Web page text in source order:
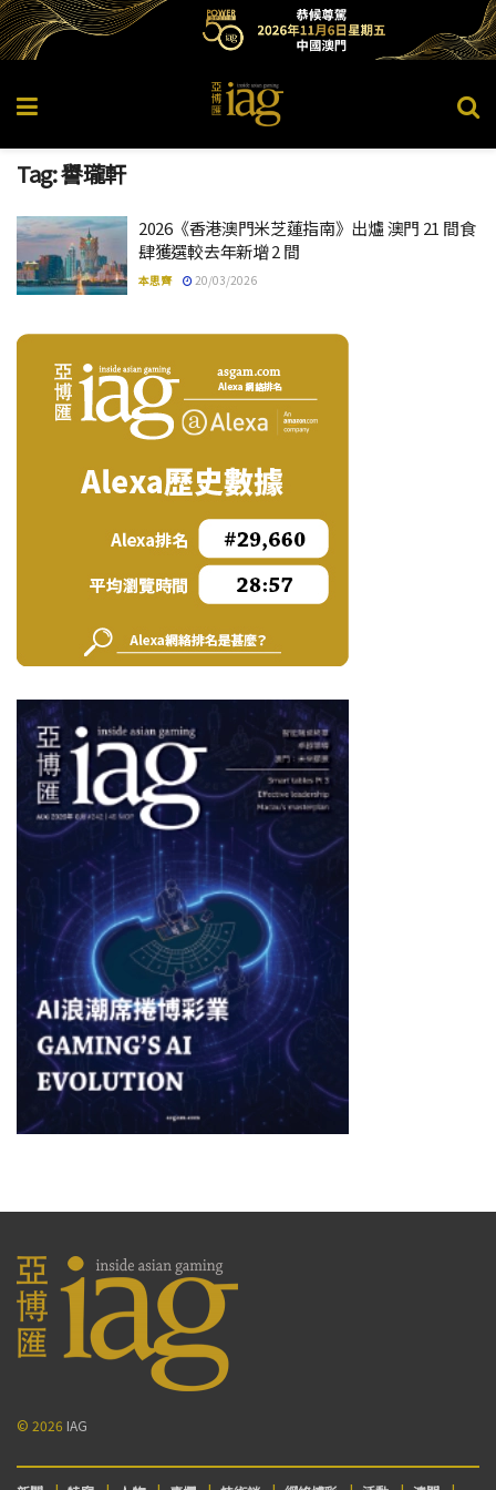
Tag:譽瓏軒
2026《香港澳門米芝蓮指南》出爐 澳門 21 間食
肆獲選較去年新增 2 間
本思齊 20/03/2026
© 2026 IAG